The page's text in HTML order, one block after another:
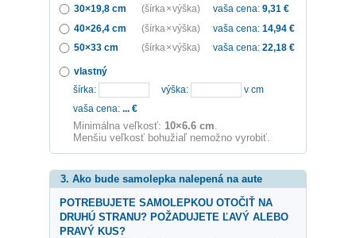
30×19,8 cm
(šírka × výška) vaša cena: 9,31 €
40×26,4 cm
(šírka × výška) vaša cena: 14,94 €
50×33 cm
(šírka × výška) vaša cena: 22,18 €
vlastný
šírka:
výška:
v cm
vaša cena: ... €
Minimálna veľkosť: 10×6.6 cm
Menšiu veľkosť bohužiaľ nemožno vyrobiť.
3. Ako bude samolepka nalepená na aute
POTREBUJETE SAMOLEPKOU OTOČIŤ NA
DRUHÚ STRANU? POŽADUJETE ĽAVÝ ALEBO
PRAVÝ KUS?